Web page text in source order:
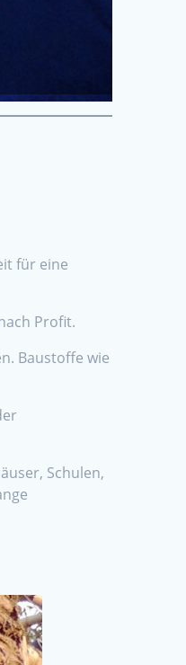
für eine
Profit.
Baustoffe wie
Schulen,